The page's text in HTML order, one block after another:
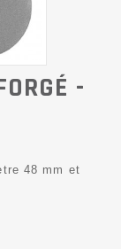
-
48 mm et